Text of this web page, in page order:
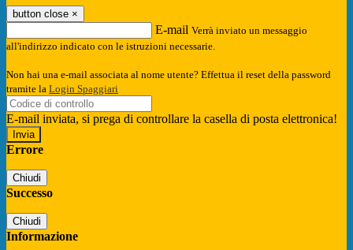
button close ×
E-mail Verrà inviato un messaggio
all'indirizzo indicato con le istruzioni necessarie.
Non hai una e-mail associata al nome utente? Effettua il reset della password
tramite la Login Spaggiari
E-mail inviata, si prega di controllare la casella di posta elettronica!
Errore
Chiudi
Successo
Chiudi
Informazione